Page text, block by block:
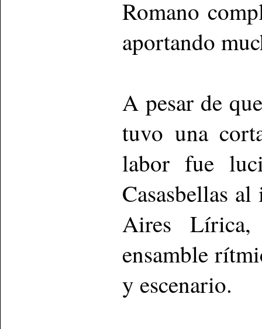
Romano
aportando
A pesar de
tuvo una
labor fue
Casasbellas
Aires
ensamble
y escenario.